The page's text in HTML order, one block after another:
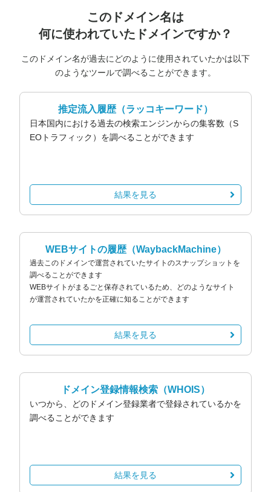
このドメイン名は
何に使われていたドメインですか？
このドメイン名が過去にどのように使用されていたかは以下
のようなツールで調べることができます。
推定流入履歴（ラッコキーワード）
日本国内における過去の検索エンジンからの集客数（S
EOトラフィック）を調べることができます
結果を見る
WEBサイトの履歴（WaybackMachine）
過去このドメインで運営されていたサイトのスナップショットを
調べることができます
WEBサイトがまるごと保存されているため、どのようなサイト
が運営されていたかを正確に知ることができます
結果を見る
ドメイン登録情報検索 （WHOIS）
いつから、どのドメイン登録業者で登録されているかを
調べることができます
結果を見る